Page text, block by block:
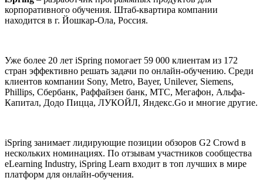
корпоративного обучения. Штаб-квартира компании
находится в г. Йошкар-Ола, Россия.
Уже более 20 лет iSpring помогает 59 000 клиентам из 172
стран эффективно решать задачи по онлайн-обучению. Среди
клиентов компании Sony, Metro, Bayer, Unilever, Siemens,
Phillips, Сбербанк, Раффайзен банк, МТС, Мегафон, Альфа-
Капитал, Додо Пицца, ЛУКОЙЛ, Яндекс.Go и многие другие.
iSpring занимает лидирующие позиции обзоров G2 Crowd в
нескольких номинациях. По отзывам участников сообщества
eLearning Industry, iSpring Learn входит в топ лучших в мире
платформ для онлайн-обучения.